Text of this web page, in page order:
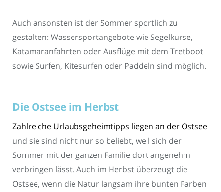
Auch ansonsten ist der Sommer sportlich zu
gestalten: Wassersportangebote wie Segelkurse,
Katamaranfahrten oder Ausflüge mit dem Tretboot
sowie Surfen, Kitesurfen oder Paddeln sind möglich.
Die Ostsee im Herbst
Zahlreiche Urlaubsgeheimtipps liegen an der Ostsee
und sie sind nicht nur so beliebt, weil sich der
Sommer mit der ganzen Familie dort angenehm
verbringen lässt. Auch im Herbst überzeugt die
Ostsee, wenn die Natur langsam ihre bunten Farben